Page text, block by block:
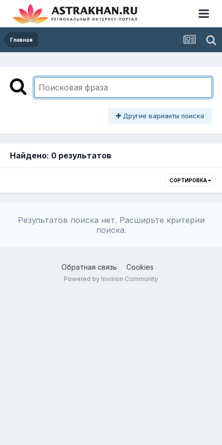
Главная
Другие варианты поиска
Найдено: 0 результатов
СОРТИРОВКА
Результатов поиска нет. Расширьте критерии
поиска.
Обратная связь Cookies
Powered by Invision Community